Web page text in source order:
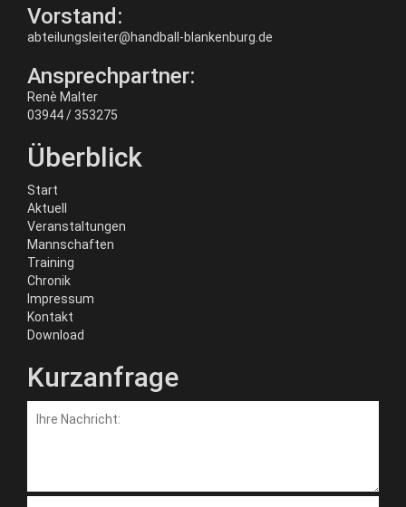
Vorstand:
abteilungsleiter@handball-blankenburg.de
Ansprechpartner:
Renè Malter
03944 / 353275
Überblick
Start
Aktuell
Veranstaltungen
Mannschaften
Training
Chronik
Impressum
Kontakt
Download
Kurzanfrage